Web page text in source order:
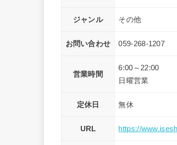
ジャンル その他
お問い合わせ 059-268-1207
営業時間
6:00～22:00
日曜営業
定休日 無休
URL https://